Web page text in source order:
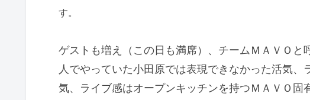
す。
ゲストも増え（この日も満席）、チームＭＡＶＯと
人でやっていた小田原では表現できなかった活気
気、ライブ感はオープンキッチンを持つＭＡＶＯ固